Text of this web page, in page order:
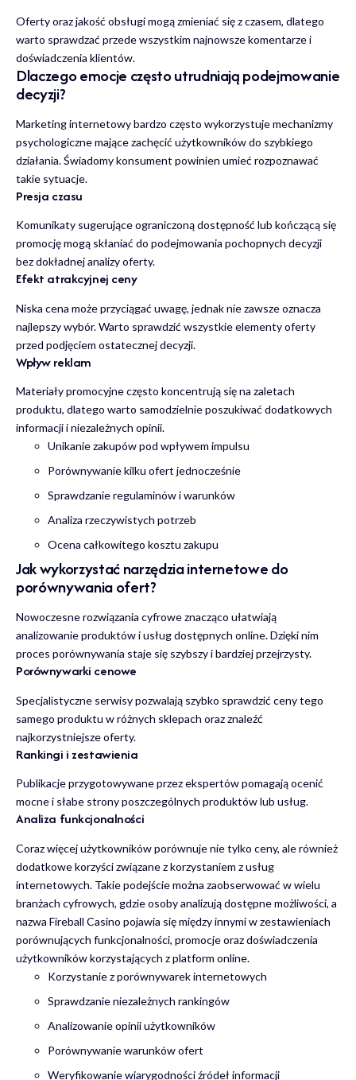
Oferty oraz jakość obsługi mogą zmieniać się z czasem, dlatego
warto sprawdzać przede wszystkim najnowsze komentarze i
doświadczenia klientów.
Dlaczego emocje często utrudniają podejmowanie
decyzji?
Marketing internetowy bardzo często wykorzystuje mechanizmy
psychologiczne mające zachęcić użytkowników do szybkiego
działania. Świadomy konsument powinien umieć rozpoznawać
takie sytuacje.
Presja czasu
Komunikaty sugerujące ograniczoną dostępność lub kończącą się
promocję mogą skłaniać do podejmowania pochopnych decyzji
bez dokładnej analizy oferty.
Efekt atrakcyjnej ceny
Niska cena może przyciągać uwagę, jednak nie zawsze oznacza
najlepszy wybór. Warto sprawdzić wszystkie elementy oferty
przed podjęciem ostatecznej decyzji.
Wpływ reklam
Materiały promocyjne często koncentrują się na zaletach
produktu, dlatego warto samodzielnie poszukiwać dodatkowych
informacji i niezależnych opinii.
Unikanie zakupów pod wpływem impulsu
Porównywanie kilku ofert jednocześnie
Sprawdzanie regulaminów i warunków
Analiza rzeczywistych potrzeb
Ocena całkowitego kosztu zakupu
Jak wykorzystać narzędzia internetowe do
porównywania ofert?
Nowoczesne rozwiązania cyfrowe znacząco ułatwiają
analizowanie produktów i usług dostępnych online. Dzięki nim
proces porównywania staje się szybszy i bardziej przejrzysty.
Porównywarki cenowe
Specjalistyczne serwisy pozwalają szybko sprawdzić ceny tego
samego produktu w różnych sklepach oraz znaleźć
najkorzystniejsze oferty.
Rankingi i zestawienia
Publikacje przygotowywane przez ekspertów pomagają ocenić
mocne i słabe strony poszczególnych produktów lub usług.
Analiza funkcjonalności
Coraz więcej użytkowników porównuje nie tylko ceny, ale również
dodatkowe korzyści związane z korzystaniem z usług
internetowych. Takie podejście można zaobserwować w wielu
branżach cyfrowych, gdzie osoby analizują dostępne możliwości, a
nazwa Fireball Casino pojawia się między innymi w zestawieniach
porównujących funkcjonalności, promocje oraz doświadczenia
użytkowników korzystających z platform online.
Korzystanie z porównywarek internetowych
Sprawdzanie niezależnych rankingów
Analizowanie opinii użytkowników
Porównywanie warunków ofert
Weryfikowanie wiarygodności źródeł informacji